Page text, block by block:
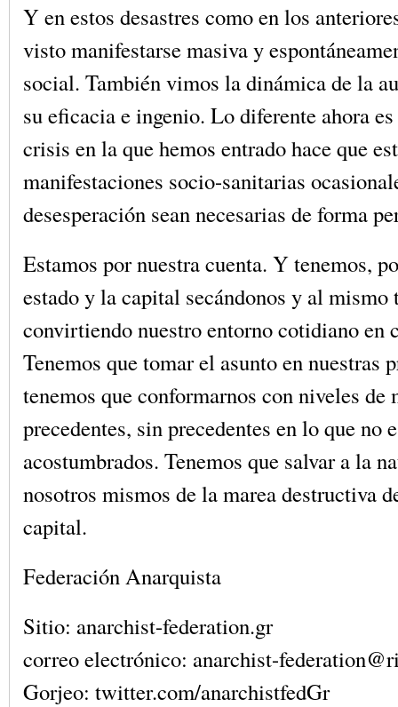
Y en estos desastres como en los
visto manifestarse masiva y
social. También vimos la dinámica de la
su eficacia e ingenio. Lo diferente ahora
crisis en la que hemos entrado hace que
manifestaciones socio-sanitarias
desesperación sean necesarias de forma
Estamos por nuestra cuenta. Y tenemos,
estado y la capital secándonos y al mismo
convirtiendo nuestro entorno cotidiano en
Tenemos que tomar el asunto en nuestras
tenemos que conformarnos con niveles de
precedentes, sin precedentes en lo que no
acostumbrados. Tenemos que salvar a la
nosotros mismos de la marea destructiva
capital.
Federación Anarquista
Sitio: anarchist-federation.gr
correo electrónico: anarchist-
Gorjeo: twitter.com/anarchistfedGr